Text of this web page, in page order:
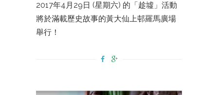
2017年4月29日 (星期六) 的「趁墟」活動
將於滿載歷史故事的黃大仙上邨羅馬廣場
舉行！